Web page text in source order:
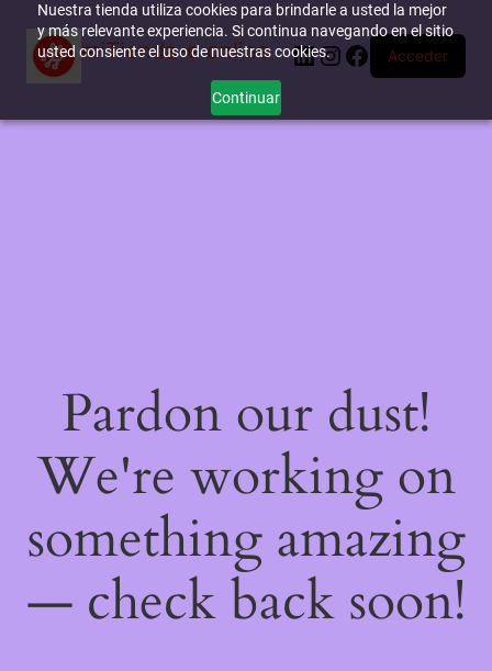
Nuestra tienda utiliza cookies para brindarle a usted la mejor
y más relevante experiencia. Si continua navegando en el sitio
usted consiente el uso de nuestras cookies.
Continuar
miTienda-e.online LinkedIn
Instagram
Facebook
Acceder
Pardon our dust!
We're working on
something amazing
— check back soon!